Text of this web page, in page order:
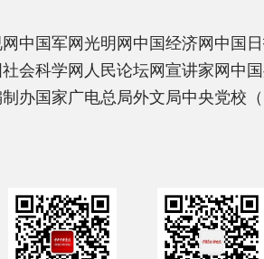
中国军网 光明网 中国经济网 中国
会科学网 人民论坛网 宣讲家网 中
办国家广电总局外文局中央党校